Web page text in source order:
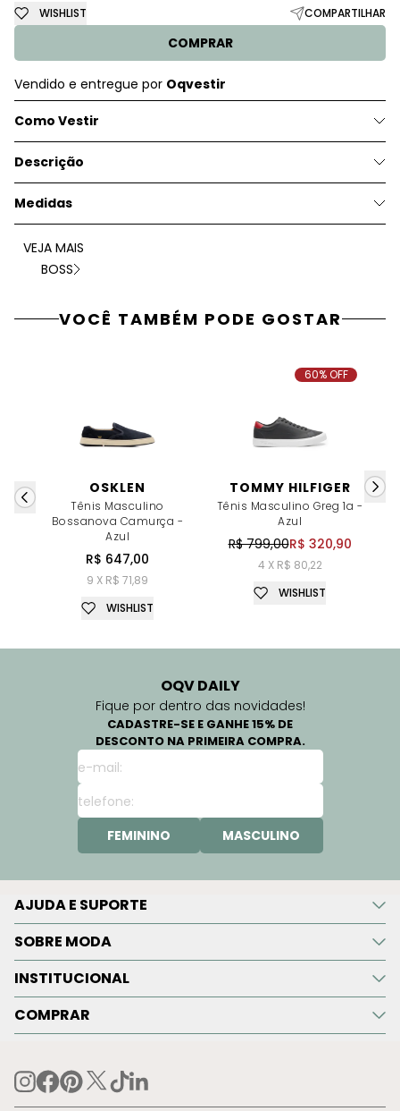
COMPRAR
WISHLIST COMPARTILHAR
Vendido e entregue por Oqvestir
Como Vestir
Descrição
Medidas
VEJA MAIS
BOSS
VOCÊ TAMBÉM PODE GOSTAR
OSKLEN
Tênis Masculino
Bossanova Camurça -
Azul
R$ 647,00
9 X R$ 71,89
WISHLIST
TOMMY HILFIGER
Tênis Masculino Greg 1a -
Azul
R$ 799,00R$ 320,90
4 X R$ 80,22
60% OFF
WISHLIST
OQV DAILY
Fique por dentro das novidades!
CADASTRE-SE E GANHE 15% DE
DESCONTO NA PRIMEIRA COMPRA.
FEMININO MASCULINO
AJUDA E SUPORTE
SOBRE MODA
INSTITUCIONAL
COMPRAR